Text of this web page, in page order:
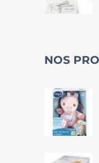
NOS